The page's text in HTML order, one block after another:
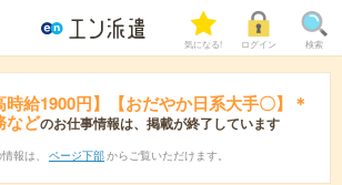
気になる! ログイン 検索
時給1900円】【おだやか日系大手〇】＊
などのお仕事情報は、掲載が終了しています
報は、 ページ下部 からご覧いただけます。